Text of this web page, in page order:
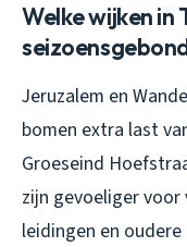
Welke wijken in
Jeruzalem en
bomen extra last
Groeseind
zijn gevoeliger
leidingen en